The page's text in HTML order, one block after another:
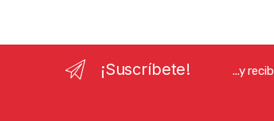
¡Suscríbete! ...y